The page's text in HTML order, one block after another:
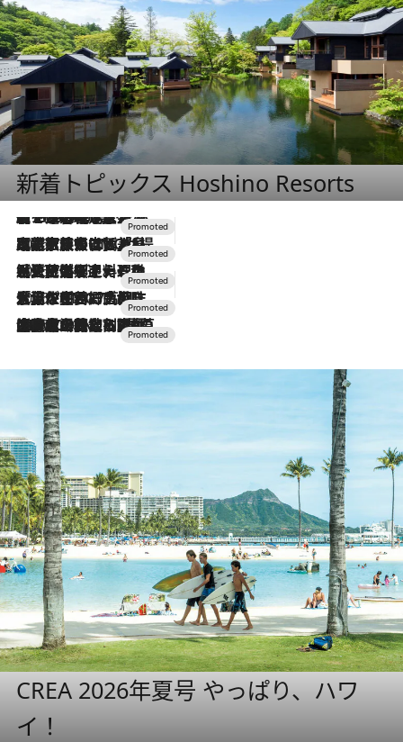
新着トピックス Hoshino Resorts
2026.8.7
【トンボの足水浴】ヒノキの香りに包まれて涼感マックス！約13℃の湧水かけ流しを避暑地「星野温泉 トンボの湯」で体験
2026.7.31
【ホテル帰省】という選択肢をOMOが提案。家族とほどよい距離を保つには「昼は実家、夜は気兼ねなくホテルで！」
2026.7.24
【夏限定ディナーコース】旬を迎える稚鮎や花ズッキーニなどをイタリア・トスカーナの郷土料理の手法で満喫！
2026.7.17
「土佐和ハーブかき氷」がOMO7高知に登場！生姜、山椒、大葉など目にも舌にも涼を呼ぶ郷土の味
2026.7.10
NEW OPEN！【界 草津】名湯の地に誕生。趣の異なる2種の温泉と上州ならではの会席・蕎麦割烹など美食を味わう究極の癒やし旅
CREA 2026年夏号 やっぱり、ハワ
イ！